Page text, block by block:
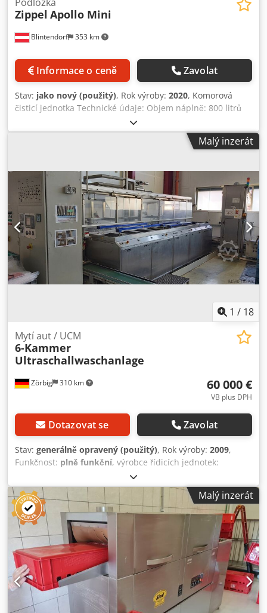
Blintendorf 353 km
Zippel Apollo Mini
Informace o ceně Zavolat
Stav: jako nový (použitý), Rok výroby: 2020, Komorová
čisticí jednotka Technické údaje: Objem náplně: 800 litrů
Topný výkon: 54 kW Nosnost koše max.: 250 kg Velikost
koše: Hl. 651 x Š. 471 x V. 300 mm Maximální teplota lázně:
65 °C Barva stroje: broušená nerezová ocel 1.4301
zařízení (mytí/pláchnutí) Kombinace postřikového a
ponorného čištění Integrované zpracování médií pro
dlouhou životnost lázně Dcodpfxszhmp Se Ah Njk Volně
programovatelná 360° rotace čisticího koše Integrovaná
záchytná vana v rámu Individuální regulace otáček a trysek
Použití standardních čisticích košů Vysoce kvalitní
provedení z nerezové oceli Ultrazvuk Vakuum Hmotnost:
3200 kg
Malý inzerát
1 / 18
Zörbig 310 km
Mytí aut / UCM
6-Kammer
Ultraschallwaschanlage
60 000 €
VB plus DPH
Dotazovat se Zavolat
Stav: generálně opravený (použitý), Rok výroby: 2009,
Funkčnost: plně funkční, výrobce řídicích jednotek:
dokumentace / manuál
ultrazvukové nádrže s podlahovým zvukem a vytápěním - 2
umyvadla s ohřevem - Povrchový separátor -
Bazénová/recirkulační filtrace na bazén - Přídavná nádrž s
externím ohřevem - Přípojka DI vody s uhlíkovou kartuší - 1
vakuová sušička (s rezervním čerpadlem) - Dopravní
systém pro automatický pohyb nosičů zboží Dsdovu Acfjpfx
Ah Nock - 12 nosičů zboží k uchycení jednotlivých
přepravních košů - PLC řízení Mitsubishi
Malý inzerát